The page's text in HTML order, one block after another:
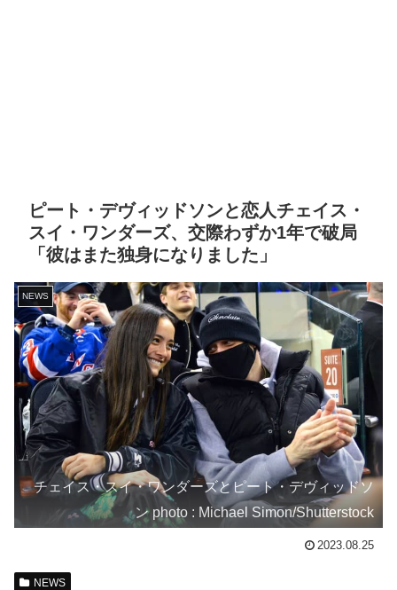
ピート・デヴィッドソンと恋人チェイス・
スイ・ワンダーズ、交際わずか1年で破局
「彼はまた独身になりました」
NEWS
チェイス・スイ・ワンダーズとピート・デヴィッドソ
ン photo : Michael Simon/Shutterstock
2023.08.25
NEWS